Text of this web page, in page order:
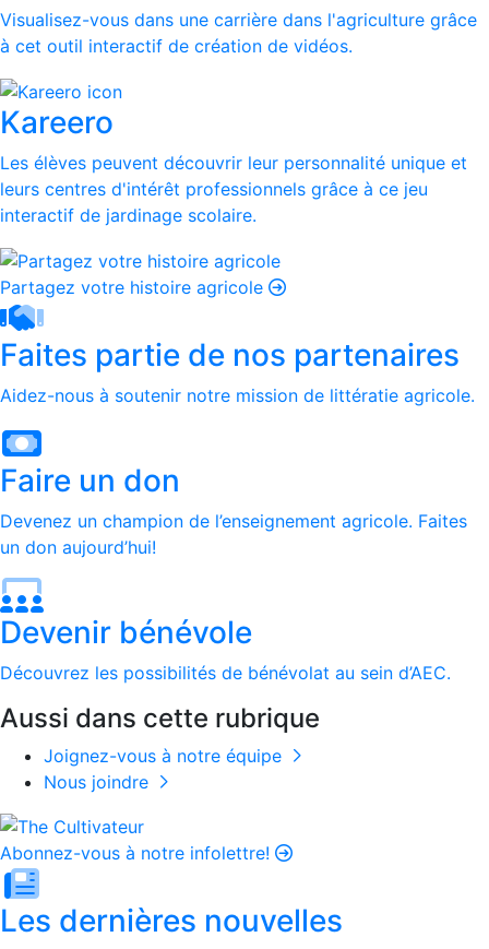
Visualisez-vous dans une carrière dans l'agriculture grâce
à cet outil interactif de création de vidéos.
Kareero
Les élèves peuvent découvrir leur personnalité unique et
leurs centres d'intérêt professionnels grâce à ce jeu
interactif de jardinage scolaire.
Partagez votre histoire agricole
Faites partie de nos partenaires
Aidez-nous à soutenir notre mission de littératie agricole.
Faire un don
Devenez un champion de l’enseignement agricole. Faites
un don aujourd’hui!
Devenir bénévole
Découvrez les possibilités de bénévolat au sein d’AEC.
Aussi dans cette rubrique
Joignez-vous à notre équipe
Nous joindre
Abonnez-vous à notre infolettre!
Les dernières nouvelles